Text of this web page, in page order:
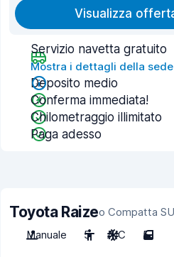
Visualizza
Servizio navetta gratuito
Mostra i dettagli della sede
Deposito medio
Conferma immediata!
Chilometraggio illimitato
Paga adesso
Toyota Raizeo Compatta
Manuale
5 A/C 5